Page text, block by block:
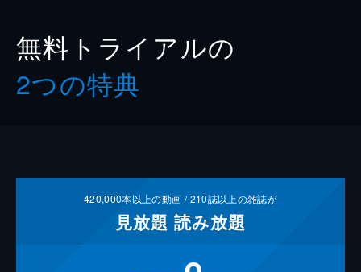
無料トライアルの
2つの特典
420,000本以上の動画 /210誌以上の雑誌が
見放題 読み放題